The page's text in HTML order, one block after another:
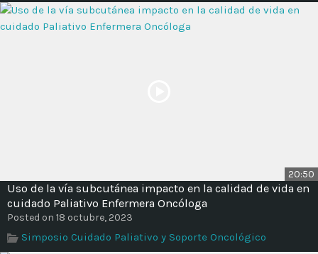
20:50
Uso de la vía subcutánea impacto en la calidad de vida en
cuidado Paliativo Enfermera Oncóloga
Posted on 18 octubre, 2023
Simposio Cuidado Paliativo y Soporte Oncológico